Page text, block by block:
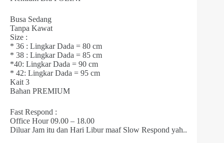
Busa Sedang
Tanpa Kawat
Size :
* 36 : Lingkar Dada = 80 cm
* 38 : Lingkar Dada = 85 cm
*40: Lingkar Dada = 90 cm
* 42: Lingkar Dada = 95 cm
Kait 3
Bahan PREMIUM
Fast Respond :
Office Hour 09.00 – 18.00
Diluar Jam itu dan Hari Libur maaf Slow Respond yah..